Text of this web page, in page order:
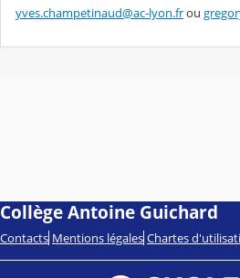
yves.champetinaud@ac-lyon.frou
Collège Antoine Guichard
Contacts Mentions légales Chartes